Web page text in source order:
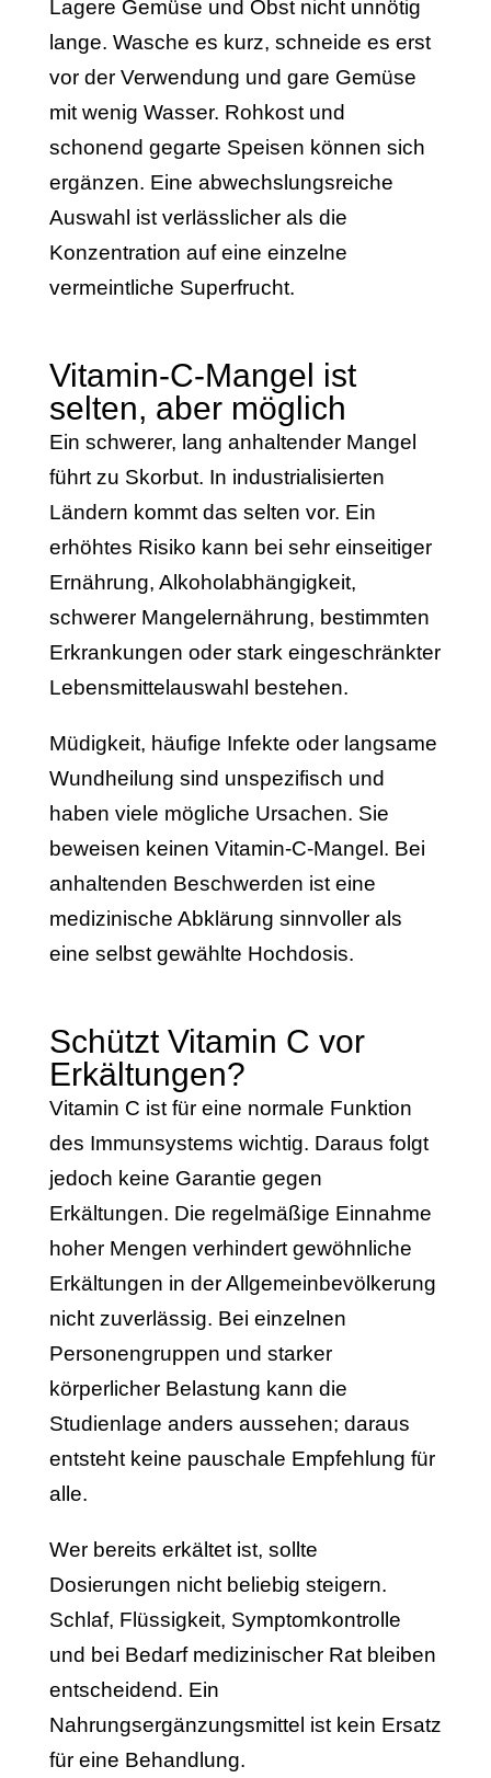
Lagere Gemüse und Obst nicht unnötig
lange. Wasche es kurz, schneide es erst
vor der Verwendung und gare Gemüse
mit wenig Wasser. Rohkost und
schonend gegarte Speisen können sich
ergänzen. Eine abwechslungsreiche
Auswahl ist verlässlicher als die
Konzentration auf eine einzelne
vermeintliche Superfrucht.
Vitamin-C-Mangel ist
selten, aber möglich
Ein schwerer, lang anhaltender Mangel
führt zu Skorbut. In industrialisierten
Ländern kommt das selten vor. Ein
erhöhtes Risiko kann bei sehr einseitiger
Ernährung, Alkoholabhängigkeit,
schwerer Mangelernährung, bestimmten
Erkrankungen oder stark eingeschränkter
Lebensmittelauswahl bestehen.
Müdigkeit, häufige Infekte oder langsame
Wundheilung sind unspezifisch und
haben viele mögliche Ursachen. Sie
beweisen keinen Vitamin-C-Mangel. Bei
anhaltenden Beschwerden ist eine
medizinische Abklärung sinnvoller als
eine selbst gewählte Hochdosis.
Schützt Vitamin C vor
Erkältungen?
Vitamin C ist für eine normale Funktion
des Immunsystems wichtig. Daraus folgt
jedoch keine Garantie gegen
Erkältungen. Die regelmäßige Einnahme
hoher Mengen verhindert gewöhnliche
Erkältungen in der Allgemeinbevölkerung
nicht zuverlässig. Bei einzelnen
Personengruppen und starker
körperlicher Belastung kann die
Studienlage anders aussehen; daraus
entsteht keine pauschale Empfehlung für
alle.
Wer bereits erkältet ist, sollte
Dosierungen nicht beliebig steigern.
Schlaf, Flüssigkeit, Symptomkontrolle
und bei Bedarf medizinischer Rat bleiben
entscheidend. Ein
Nahrungsergänzungsmittel ist kein Ersatz
für eine Behandlung.